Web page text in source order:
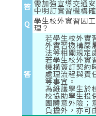
答 需加強宣導交通
中明訂實習機構
Q 學生校外實習因
理？
答
若學生校外實
外實習機構屬
法等相關規定
若學生校外實
機構簽訂契約
處理流程與責
等事宜。
為維護學生於
校協助學生投
團體意外險；
負擔外，亦可